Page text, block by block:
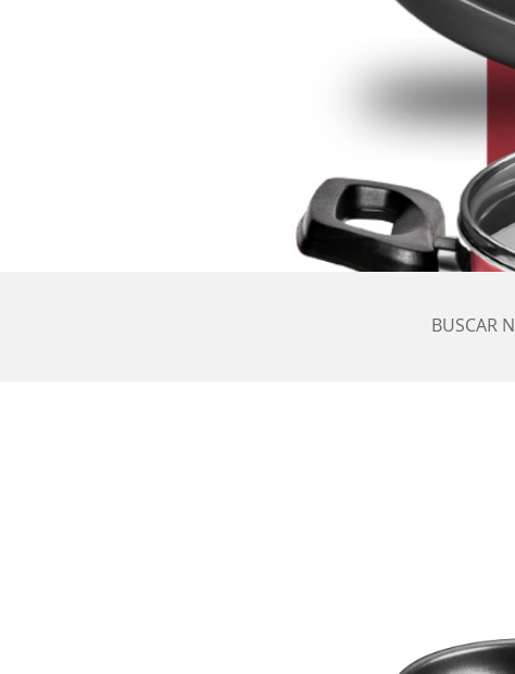
BUSCAR